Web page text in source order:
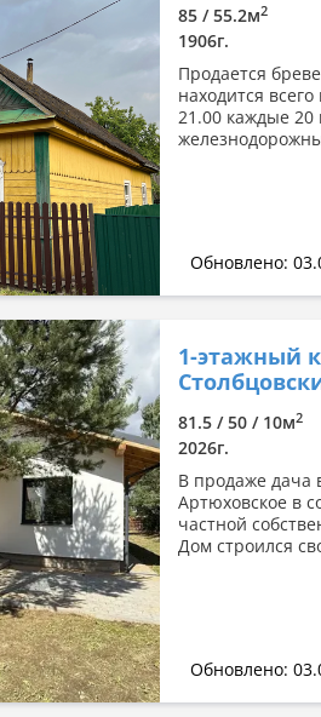
85 / 55.2м2
1906г.
Продается
находится
21.00 каждые 20
Обновлено:
1-этажный
81.5 / 50 / 10м2
2026г.
В продаже дача
Артюховское в
частной
Дом строился
Обновлено: